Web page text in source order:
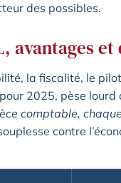
des possibles.
avantages et
la fiscalité, le
2025, pèse lourd
comptable,
contre